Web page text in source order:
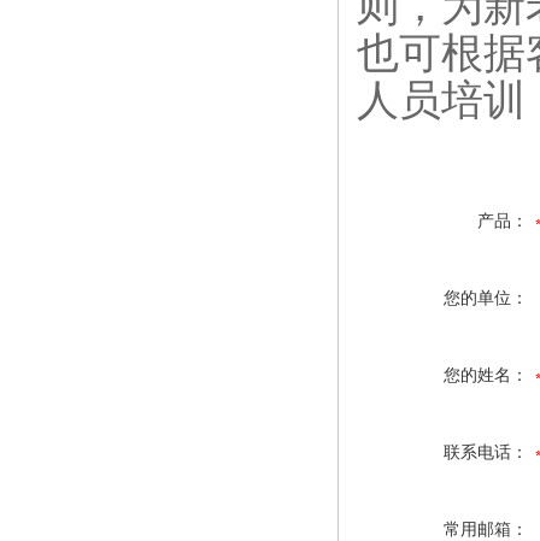
也可根据
人员培
产品：
您的单位：
您的姓名：
联系电话：
常用邮箱：